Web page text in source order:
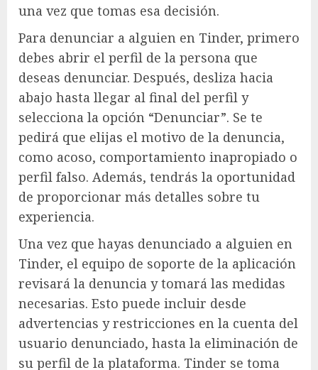
una vez que tomas esa decisión.
Para denunciar a alguien en Tinder, primero
debes abrir el perfil de la persona que
deseas denunciar. Después, desliza hacia
abajo hasta llegar al final del perfil y
selecciona la opción “Denunciar”. Se te
pedirá que elijas el motivo de la denuncia,
como acoso, comportamiento inapropiado o
perfil falso. Además, tendrás la oportunidad
de proporcionar más detalles sobre tu
experiencia.
Una vez que hayas denunciado a alguien en
Tinder, el equipo de soporte de la aplicación
revisará la denuncia y tomará las medidas
necesarias. Esto puede incluir desde
advertencias y restricciones en la cuenta del
usuario denunciado, hasta la eliminación de
su perfil de la plataforma. Tinder se toma